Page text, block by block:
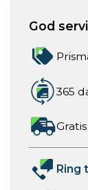
God
365
Ring